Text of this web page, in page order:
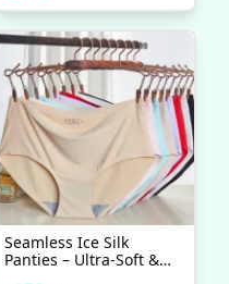
Seamless Ice Silk
Panties – Ultra-Soft &